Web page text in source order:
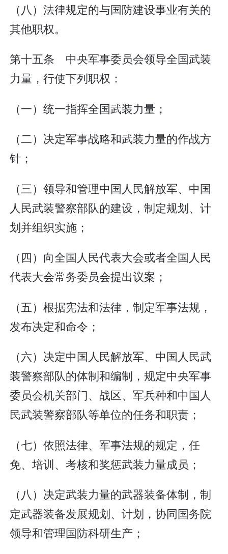
（八）法律规定的与国防建设事业有关的
其他职权。
第十五条 中央军事委员会领导全国武装
力量，行使下列职权：
（一）统一指挥全国武装力量；
（二）决定军事战略和武装力量的作战方
针；
（三）领导和管理中国人民解放军、中国
人民武装警察部队的建设，制定规划、计
划并组织实施；
（四）向全国人民代表大会或者全国人民
代表大会常务委员会提出议案；
（五）根据宪法和法律，制定军事法规，
发布决定和命令；
（六）决定中国人民解放军、中国人民武
装警察部队的体制和编制，规定中央军事
委员会机关部门、战区、军兵种和中国人
民武装警察部队等单位的任务和职责；
（七）依照法律、军事法规的规定，任
免、培训、考核和奖惩武装力量成员；
（八）决定武装力量的武器装备体制，制
定武器装备发展规划、计划，协同国务院
领导和管理国防科研生产；